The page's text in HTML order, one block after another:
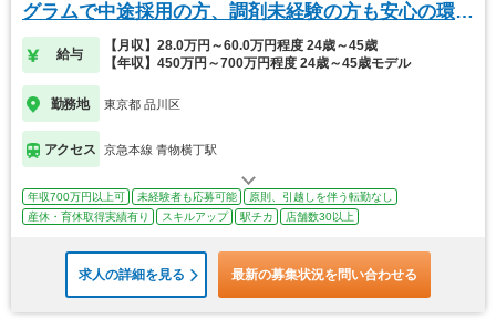
グラムで中途採用の方、調剤未経験の方も安心の環境
です
給与
【月収】28.0万円～60.0万円程度 24歳～45歳
【年収】450万円～700万円程度 24歳～45歳モデル
勤務地 東京都 品川区
アクセス 京急本線 青物横丁駅
年収700万円以上可 未経験者も応募可能
原則、引越しを伴う転勤なし
産休・育休取得実績有り
スキルアップ 駅チカ 店舗数30以上
求人の詳細を見る 最新の募集状況を問い合わせる